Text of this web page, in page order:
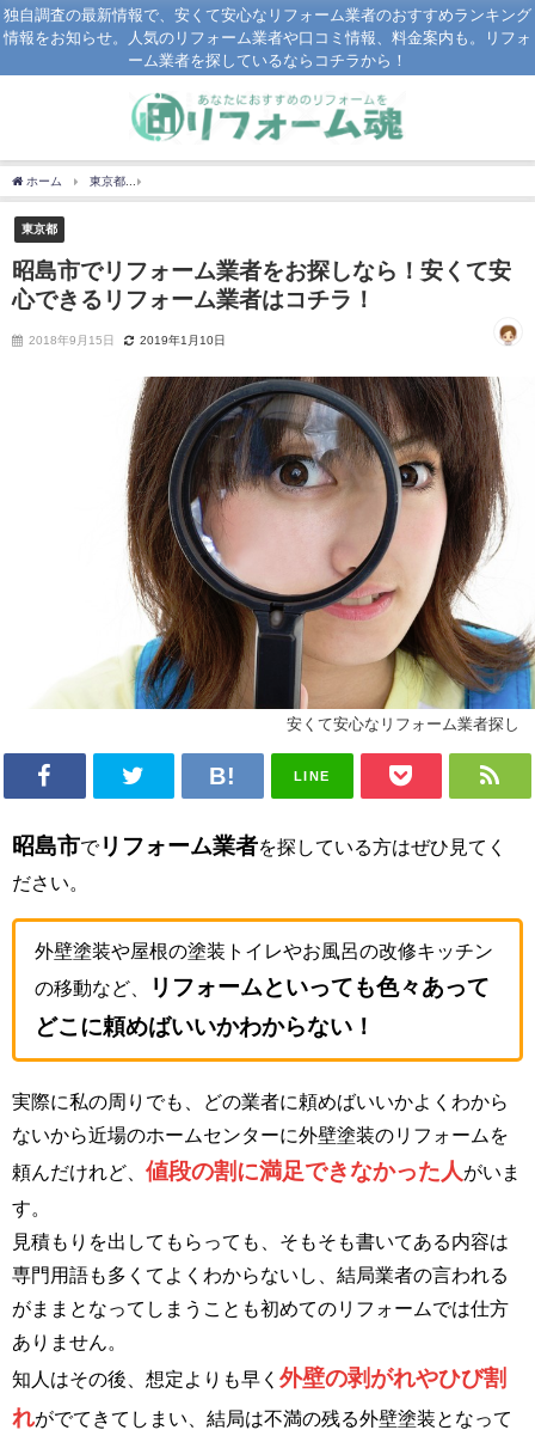
独自調査の最新情報で、安くて安心なリフォーム業者のおすすめランキング
情報をお知らせ。人気のリフォーム業者や口コミ情報、料金案内も。リフォ
ーム業者を探しているならコチラから！
ホーム 東京都
東京都
昭島市でリフォーム業者をお探しなら！安くて安
心できるリフォーム業者はコチラ！
2018年9月15日 2019年1月10日
安くて安心なリフォーム業者探し
LINE
昭島市でリフォーム業者を探している方はぜひ見てく
ださい。
外壁塗装や屋根の塗装トイレやお風呂の改修キッチン
の移動など、
リフォームといっても色々あって
どこに頼めばいいかわからない！
実際に私の周りでも、どの業者に頼めばいいかよくわから
ないから近場のホームセンターに外壁塗装のリフォームを
頼んだけれど、 値段の割に満足できなかった人 がいま
す。
見積もりを出してもらっても、そもそも書いてある内容は
専門用語も多くてよくわからないし、結局業者の言われる
がままとなってしまうことも初めてのリフォームでは仕方
ありません。
知人はその後、想定よりも早く 外壁の剥がれやひび割
れがでてきてしまい、結局は不満の残る外壁塗装となって